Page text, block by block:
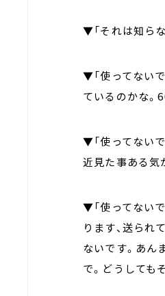
▼「それは知ら
▼「使ってない
ているのかな。
▼「使ってない
近見た事ある気
▼「使ってない
ります、送られ
ないです。あん
で。どうしても